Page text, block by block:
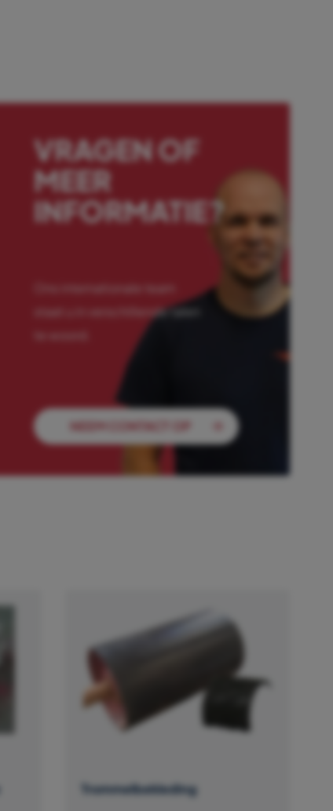
VRAGEN OF
MEER
INFORMATIE?
staat u in verschillende talen
NEEM CONTACT OP
Trommelbekleding